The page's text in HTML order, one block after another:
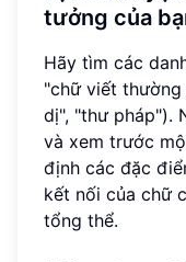
tưởng của
Hãy tìm các
"chữ viết
dị", "thư pháp").
và xem trước
định các đặc
kết nối của chữ
tổng thể.